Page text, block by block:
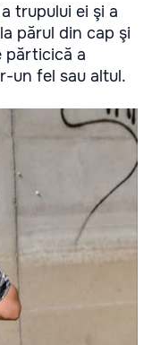
trupului ei şi a
părul din cap şi
părticică a
un fel sau altul.